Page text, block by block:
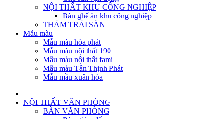
NỘI THẤT KHU CÔNG NGHIỆP
Bàn ghế ăn khu công nghiệp
THẢM TRẢI SÀN
Mẫu màu
Mẫu màu hòa phát
Mẫu màu nội thất 190
Mẫu màu nội thất fami
Mẫu màu Tân Thịnh Phát
Mẫu mầu xuân hòa
NỘI THẤT VĂN PHÒNG
BÀN VĂN PHÒNG